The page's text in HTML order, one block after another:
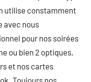
utilise constamment
avec nous
pour nos soirées
ou bien 2 optiques,
et nos cartes
Toujours nos